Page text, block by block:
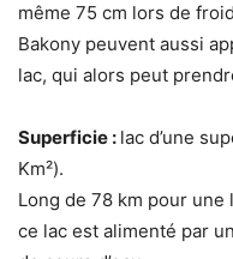
même 75 cm lors de
Bakony peuvent aussi
lac, qui alors peut
Superficie : lac d’une
Km²).
Long de 78 km pour une
ce lac est alimenté par